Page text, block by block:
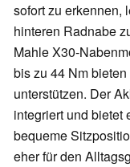
sofort zu erkennen,
hinteren Radnabe
Mahle X30-
bis zu 44 Nm
unterstützen. Der
integriert und bietet
bequeme
eher für den